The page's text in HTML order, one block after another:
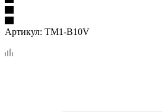
Артикул: TM1-B10V